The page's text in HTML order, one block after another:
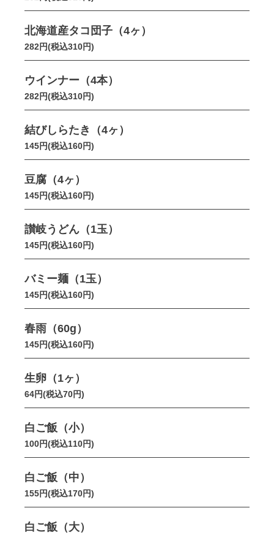
北海道産タコ団子（4ヶ）
282円(税込310円)
ウインナー（4本）
282円(税込310円)
結びしらたき（4ヶ）
145円(税込160円)
豆腐（4ヶ）
145円(税込160円)
讃岐うどん（1玉）
145円(税込160円)
バミー麺（1玉）
145円(税込160円)
春雨（60g）
145円(税込160円)
生卵（1ヶ）
64円(税込70円)
白ご飯（小）
100円(税込110円)
白ご飯（中）
155円(税込170円)
白ご飯（大）